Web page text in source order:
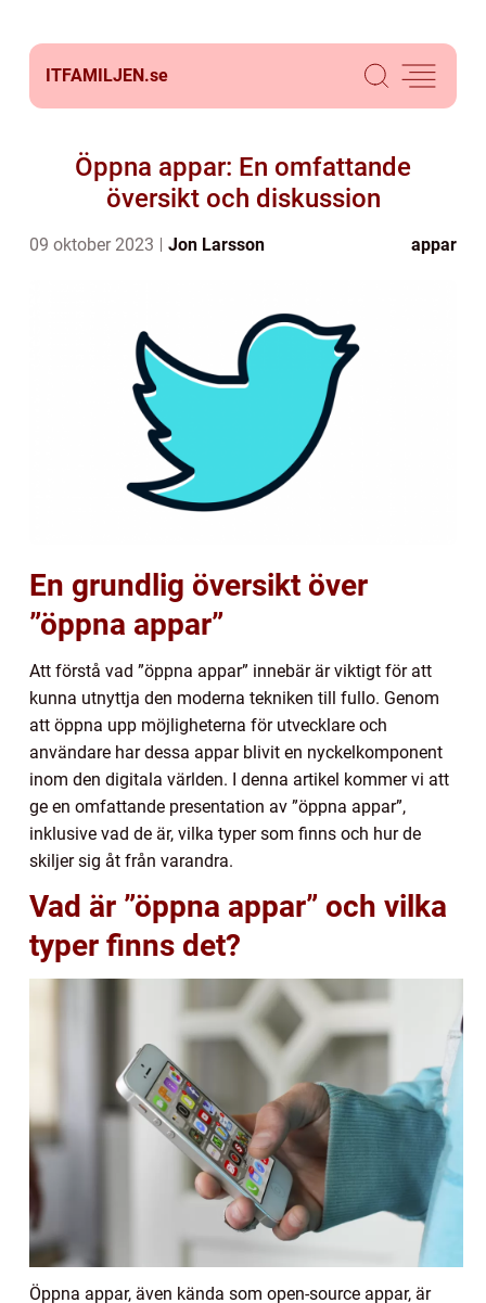
ITFAMILJEN.se
Öppna appar: En omfattande
översikt och diskussion
09 oktober 2023 Jon Larsson appar
En grundlig översikt över
”öppna appar”
Att förstå vad ”öppna appar” innebär är viktigt för att
kunna utnyttja den moderna tekniken till fullo. Genom
att öppna upp möjligheterna för utvecklare och
användare har dessa appar blivit en nyckelkomponent
inom den digitala världen. I denna artikel kommer vi att
ge en omfattande presentation av ”öppna appar”,
inklusive vad de är, vilka typer som finns och hur de
skiljer sig åt från varandra.
Vad är ”öppna appar” och vilka
typer finns det?
Öppna appar, även kända som open-source appar, är